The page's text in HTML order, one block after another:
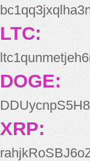
LTC:
DOGE:
XRP: